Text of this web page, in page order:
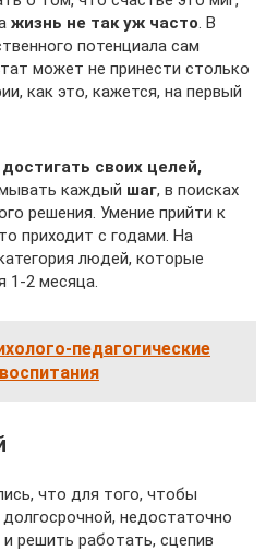
жизнь не так уж часто . В
потенциала сам
может не принести столько
как это, кажется, на первый
своих целей,
каждый шаг, в поисках
решения. Умение прийти к
приходит с годами. На
людей, которые
1-2 месяца.
педагогические
что для того, чтобы
недостаточно
решить работать, сцепив